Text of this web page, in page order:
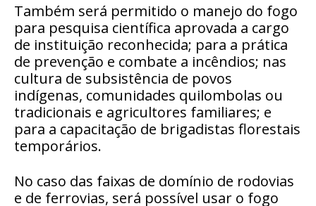
Também será permitido o manejo do fogo
para pesquisa científica aprovada a cargo
de instituição reconhecida; para a prática
de prevenção e combate a incêndios; nas
cultura de subsistência de povos
indígenas, comunidades quilombolas ou
tradicionais e agricultores familiares; e
para a capacitação de brigadistas florestais
temporários.
No caso das faixas de domínio de rodovias
e de ferrovias, será possível usar o fogo